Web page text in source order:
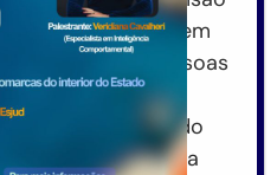
que dependem
as pessoas
de locais
sem ter tomado
atrás de resposta